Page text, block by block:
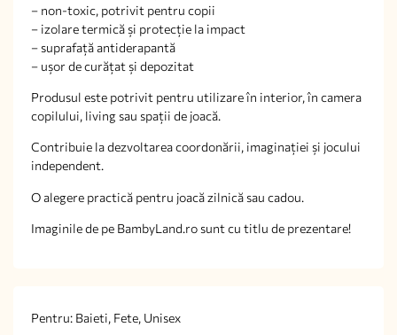
– non-toxic, potrivit pentru copii
– izolare termică și protecție la impact
– suprafață antiderapantă
– ușor de curățat și depozitat
Produsul este potrivit pentru utilizare în interior, în camera
copilului, living sau spații de joacă.
Contribuie la dezvoltarea coordonării, imaginației și jocului
independent.
O alegere practică pentru joacă zilnică sau cadou.
Imaginile de pe BambyLand.ro sunt cu titlu de prezentare!
Pentru: Baieti, Fete, Unisex